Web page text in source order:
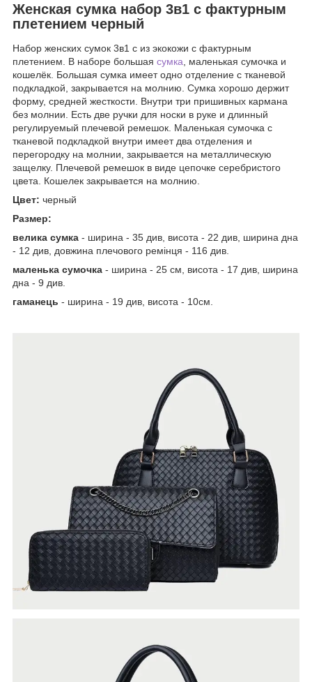
Женская сумка набор 3в1 с фактурным
плетением черный
Набор женских сумок 3в1 с из экокожи с фактурным
плетением. В наборе большая сумка, маленькая сумочка и
кошелёк. Большая сумка имеет одно отделение с тканевой
подкладкой, закрывается на молнию. Сумка хорошо держит
форму, средней жесткости. Внутри три пришивных кармана
без молнии. Есть две ручки для носки в руке и длинный
регулируемый плечевой ремешок. Маленькая сумочка с
тканевой подкладкой внутри имеет два отделения и
перегородку на молнии, закрывается на металлическую
защелку. Плечевой ремешок в виде цепочке серебристого
цвета. Кошелек закрывается на молнию.
Цвет: черный
Размер:
велика сумка - ширина - 35 див, висота - 22 див, ширина дна
- 12 див, довжина плечового ремінця - 116 див.
маленька сумочка - ширина - 25 см, висота - 17 див, ширина
дна - 9 див.
гаманець - ширина - 19 див, висота - 10см.